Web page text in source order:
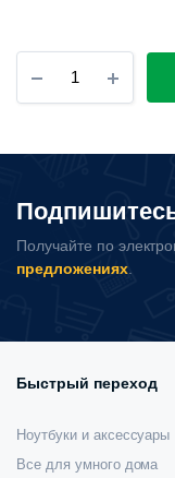
для
рулонных
Roller
Shade
Driver
E1
Получайте по
предложениях.
Быстрый переход
Ноутбуки и аксессуары
Все для умного дома